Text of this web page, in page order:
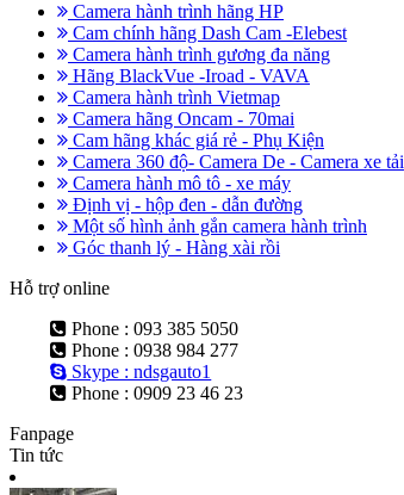
Camera hành trình hãng HP
Cam chính hãng Dash Cam -Elebest
Camera hành trình gương đa năng
Hãng BlackVue -Iroad - VAVA
Camera hành trình Vietmap
Camera hãng Oncam - 70mai
Cam hãng khác giá rẻ - Phụ Kiện
Camera 360 độ- Camera De - Camera xe tải
Camera hành mô tô - xe máy
Định vị - hộp đen - dẫn đường
Một số hình ảnh gắn camera hành trình
Góc thanh lý - Hàng xài rồi
Hỗ trợ online
Phone : 093 385 5050
Phone : 0938 984 277
Skype : ndsgauto1
Phone : 0909 23 46 23
Fanpage
Tin tức